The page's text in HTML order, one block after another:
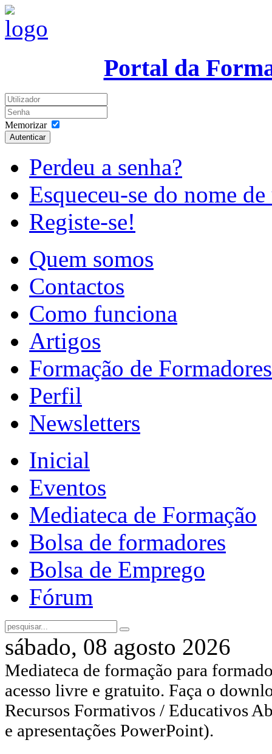
Portal da
Memorizar
Autenticar
Perdeu a senha?
Esqueceu-se do nome
Registe-se!
Quem somos
Contactos
Como funciona
Artigos
Formação de Formadores
Perfil
Newsletters
Inicial
Eventos
Mediateca de Formação
Bolsa de formadores
Bolsa de Emprego
Fórum
sábado, 08 agosto 2026
Mediateca de formação para
acesso livre e gratuito. Faça o
Recursos Formativos / Educativos
e apresentações PowerPoint).